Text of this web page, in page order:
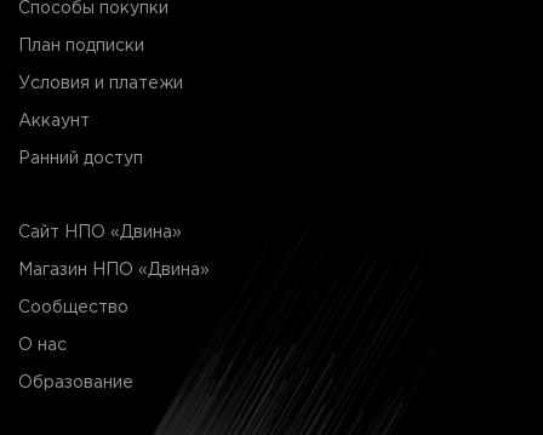
Способы покупки
План подписки
Условия и платежи
Аккаунт
Ранний доступ
Сайт НПО «Двина»
Магазин НПО «Двина»
Сообщество
О нас
Образование